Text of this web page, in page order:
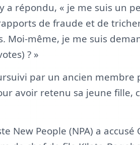
a répondu, « je me suis un
de fraude et de
Moi-même, je me suis
? »
par un ancien membre
avoir retenu sa jeune fille,
New People (NPA) a